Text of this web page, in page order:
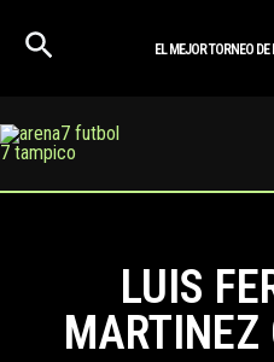
EL MEJOR TORNEO
LUIS
MARTINEZ